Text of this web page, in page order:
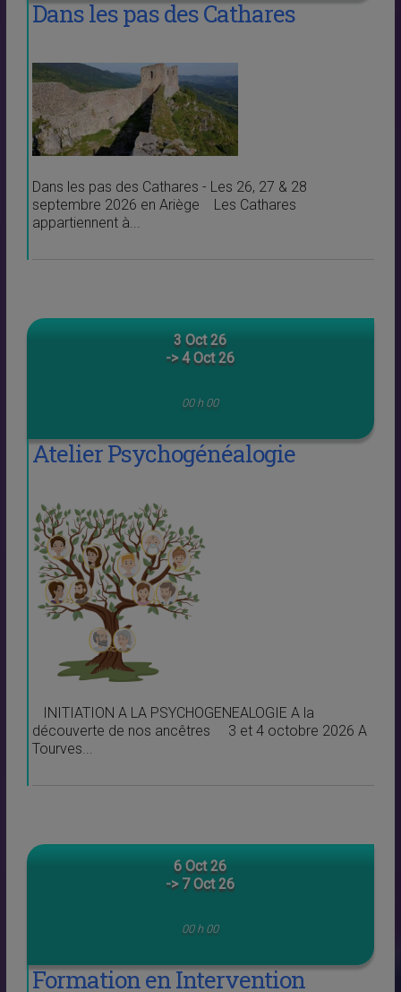
Dans les pas des Cathares
Dans les pas des Cathares - Les 26, 27 & 28
septembre 2026 en Ariège Les Cathares
appartiennent à...
3 Oct 26
-> 4 Oct 26
00 h 00
Atelier Psychogénéalogie
INITIATION A LA PSYCHOGENEALOGIE A la
découverte de nos ancêtres 3 et 4 octobre 2026 A
Tourves...
6 Oct 26
-> 7 Oct 26
00 h 00
Formation en Intervention